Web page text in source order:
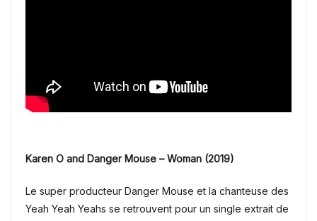
Karen O and Danger Mouse – Woman (2019)
Le super producteur Danger Mouse et la chanteuse des
Yeah Yeah Yeahs se retrouvent pour un single extrait de